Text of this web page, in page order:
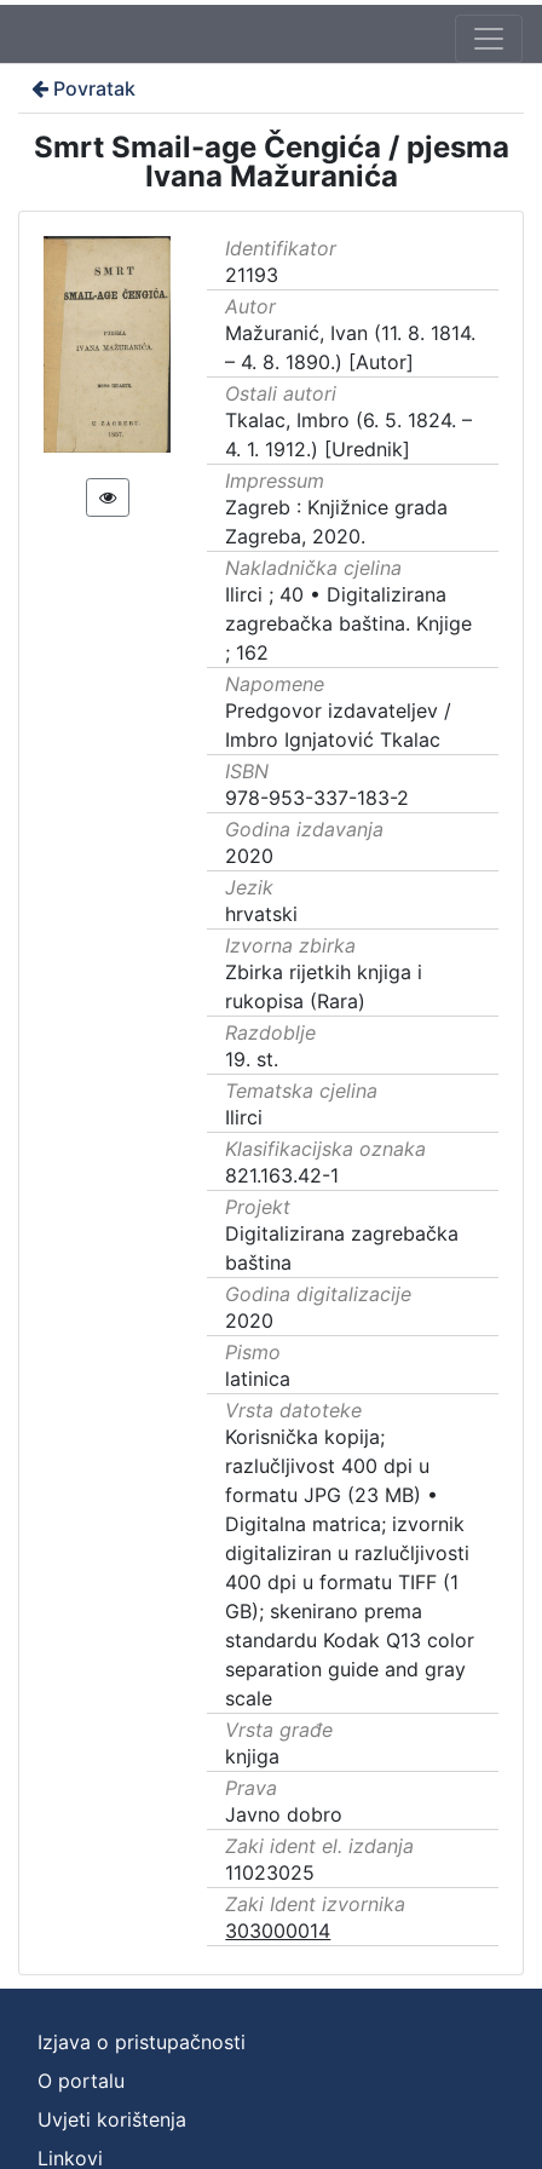
Povratak
Smrt Smail-age Čengića / pjesma
Ivana Mažuranića
Identifikator
21193
Autor
Mažuranić, Ivan (11. 8. 1814.
– 4. 8. 1890.) [Autor]
Ostali autori
Tkalac, Imbro (6. 5. 1824. –
4. 1. 1912.) [Urednik]
Impressum
Zagreb : Knjižnice grada
Zagreba, 2020.
Nakladnička cjelina
Ilirci ; 40 • Digitalizirana
zagrebačka baština. Knjige
; 162
Napomene
Predgovor izdavateljev /
Imbro Ignjatović Tkalac
ISBN
978-953-337-183-2
Godina izdavanja
2020
Jezik
hrvatski
Izvorna zbirka
Zbirka rijetkih knjiga i
rukopisa (Rara)
Razdoblje
19. st.
Tematska cjelina
Ilirci
Klasifikacijska oznaka
821.163.42-1
Projekt
Digitalizirana zagrebačka
baština
Godina digitalizacije
2020
Pismo
latinica
Vrsta datoteke
Korisnička kopija;
razlučljivost 400 dpi u
formatu JPG (23 MB) •
Digitalna matrica; izvornik
digitaliziran u razlučljivosti
400 dpi u formatu TIFF (1
GB); skenirano prema
standardu Kodak Q13 color
separation guide and gray
scale
Vrsta građe
knjiga
Prava
Javno dobro
Zaki ident el. izdanja
11023025
Zaki Ident izvornika
303000014
Izjava o pristupačnosti
O portalu
Uvjeti korištenja
Linkovi